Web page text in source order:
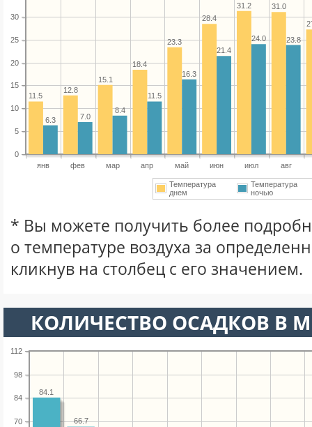
янв фев мар апр май июн июл авг
0
5
10
15
20
25
30
31.0
31.2
28.4
23.3
18.4
15.1
12.8
11.5
23.8
24.0
21.4
16.3
11.5
8.4
7.0
6.3
Температура
днем
Температура
ночью
* Вы можете получить более
о температуре воздуха за
кликнув на столбец с его значением.
КОЛИЧЕСТВО ОСАДКОВ В
70
84
98
112
66.7
84.1